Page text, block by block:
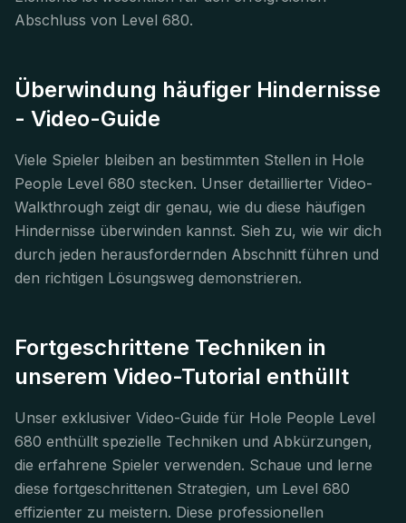
Abschluss von Level 680.
Überwindung häufiger Hindernisse
- Video-Guide
Viele Spieler bleiben an bestimmten Stellen in Hole
People Level 680 stecken. Unser detaillierter Video-
Walkthrough zeigt dir genau, wie du diese häufigen
Hindernisse überwinden kannst. Sieh zu, wie wir dich
durch jeden herausfordernden Abschnitt führen und
den richtigen Lösungsweg demonstrieren.
Fortgeschrittene Techniken in
unserem Video-Tutorial enthüllt
Unser exklusiver Video-Guide für Hole People Level
680 enthüllt spezielle Techniken und Abkürzungen,
die erfahrene Spieler verwenden. Schaue und lerne
diese fortgeschrittenen Strategien, um Level 680
effizienter zu meistern. Diese professionellen